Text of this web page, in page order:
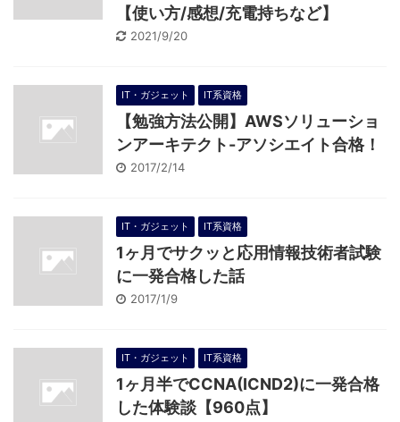
【使い方/感想/充電持ちなど】
2021/9/20
IT・ガジェット IT系資格
【勉強方法公開】AWSソリューショ
ンアーキテクト-アソシエイト合格！
2017/2/14
IT・ガジェット IT系資格
1ヶ月でサクッと応用情報技術者試験
に一発合格した話
2017/1/9
IT・ガジェット IT系資格
1ヶ月半でCCNA(ICND2)に一発合格
した体験談【960点】